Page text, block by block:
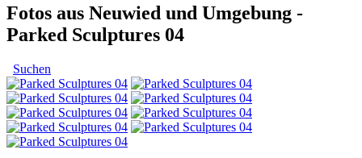
Fotos aus Neuwied und Umgebung -
Parked Sculptures 04
Suchen